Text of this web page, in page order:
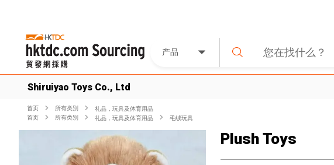
产品
Shiruiyao Toys Co., Ltd
首页 所有类別
礼品，玩具及体育用品
首页
所有类別 礼品，玩具及体育用品 毛绒玩具
Plush Toys